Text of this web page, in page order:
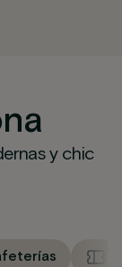
y chic